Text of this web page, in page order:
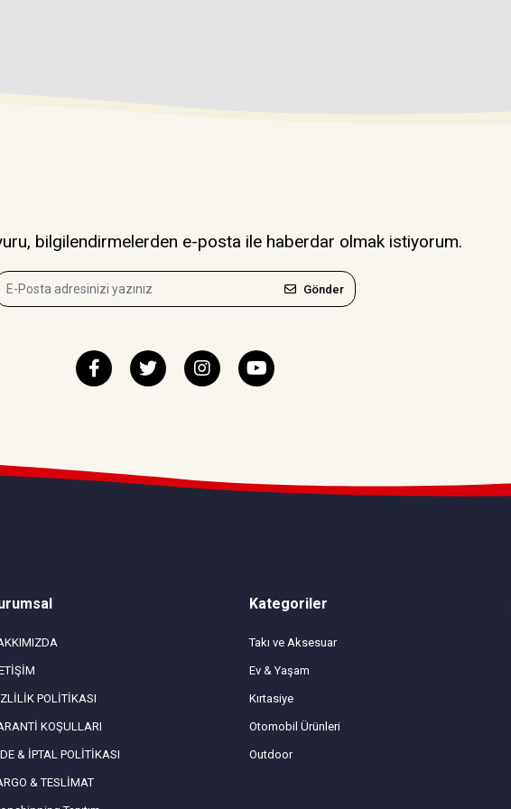
bilgilendirmelerden e-posta ile haberdar olmak istiyorum.
Gönder
POLİTİKASI
KOŞULLARI
& İPTAL POLİTİKASI
& TESLİMAT
Kategoriler
Takı ve Aksesuar
Ev & Yaşam
Kırtasiye
Otomobil Ürünleri
Outdoor